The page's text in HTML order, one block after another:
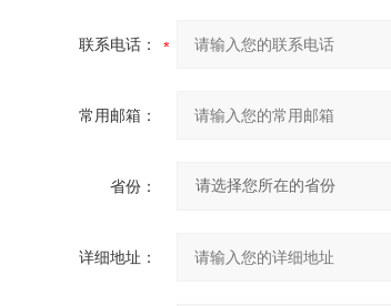
联系电话：
常用邮箱：
省份：
详细地址：